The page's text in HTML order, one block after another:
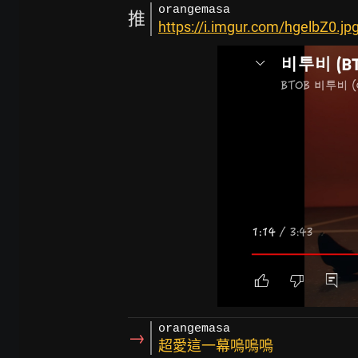
推 orangemasa
https://i.imgur.com/
→ orangemasa
超愛這一幕嗚嗚嗚